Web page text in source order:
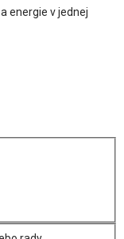
energie v jednej